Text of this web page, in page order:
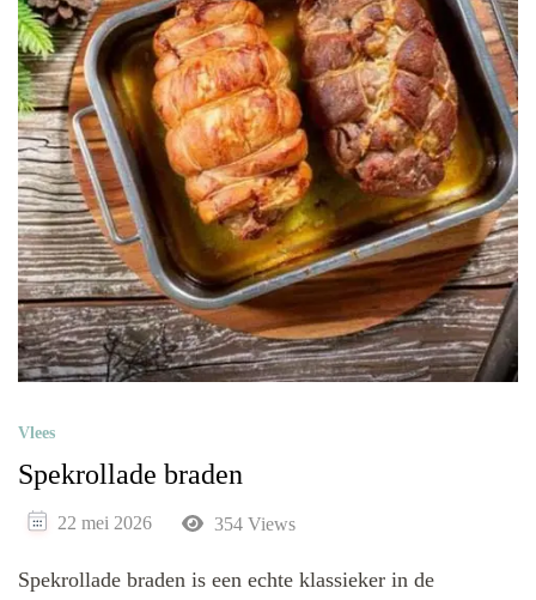
Vlees
Spekrollade braden
22 mei 2026 354 Views
Spekrollade braden is een echte klassieker in de